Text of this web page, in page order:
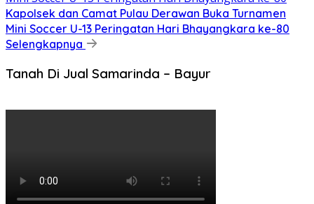
Kapolsek dan Camat Pulau Derawan Buka Turnamen
Mini Soccer U-13 Peringatan Hari Bhayangkara ke-80
Selengkapnya
Tanah Di Jual Samarinda – Bayur